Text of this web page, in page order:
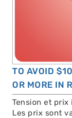
TO AVOID
OR MORE IN
Tension et prix
Les prix sont